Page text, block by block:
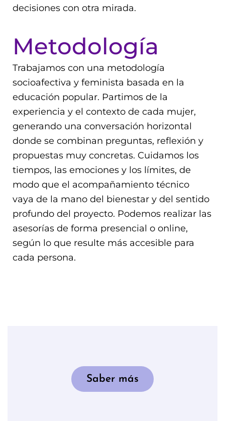
decisiones con otra mirada.
Metodología
Trabajamos con una metodología
socioafectiva y feminista basada en la
educación popular. Partimos de la
experiencia y el contexto de cada mujer,
generando una conversación horizontal
donde se combinan preguntas, reflexión y
propuestas muy concretas. Cuidamos los
tiempos, las emociones y los límites, de
modo que el acompañamiento técnico
vaya de la mano del bienestar y del sentido
profundo del proyecto. Podemos realizar las
asesorías de forma presencial o online,
según lo que resulte más accesible para
cada persona.
Saber más